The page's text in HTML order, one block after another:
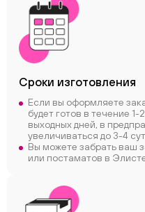
Сроки изготовления
Если вы оформляете
будет готов в течение
выходных дней, в
увеличиваться до 3-4
Вы можете забрать ваш
или постаматов в